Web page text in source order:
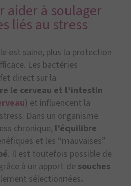
aider à soulager
liés au stress
est saine, plus la protection
Les bactéries
direct sur la
le cerveau et l’intestin
) et influencent la
Dans un organisme
chronique, l’équilibre
et les “mauvaises”
. Il est toutefois possible de
à un apport de souches
sélectionnées.